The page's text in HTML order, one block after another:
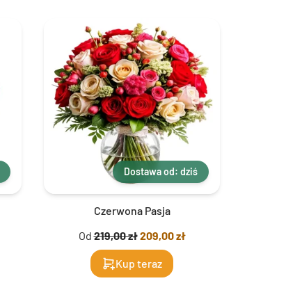
Dostawa od: dziś
Czerwona Pasja
Od219,00 zł209,00 zł
Kup teraz